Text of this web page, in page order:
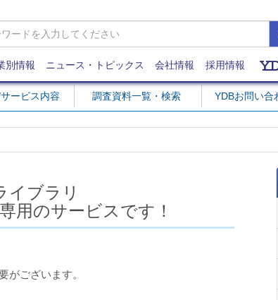
別情報 ニュース・トピックス 会社情報 採用情報
ービス内容 調査資料一覧・検索 YDBお問い合
イブラリ
用のサービスです！
がございます。